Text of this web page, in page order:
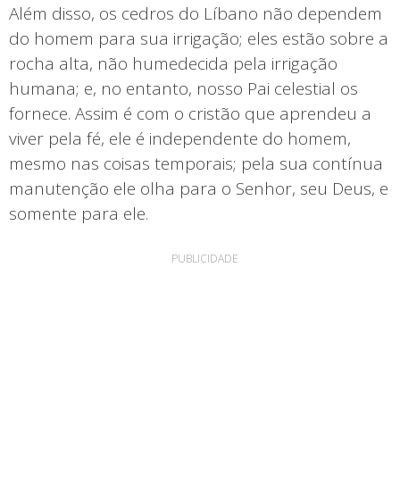
Além disso, os cedros do Líbano não dependem
do homem para sua irrigação; eles estão sobre a
rocha alta, não humedecida pela irrigação
humana; e, no entanto, nosso Pai celestial os
fornece. Assim é com o cristão que aprendeu a
viver pela fé, ele é independente do homem,
mesmo nas coisas temporais; pela sua contínua
manutenção ele olha para o Senhor, seu Deus, e
somente para ele.
PUBLICIDADE